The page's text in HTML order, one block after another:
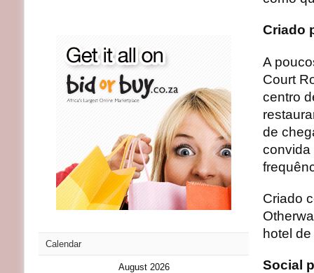
Criado
A
Court
centro
de
convida
Criado
hotel
Social
Calendar
August 2026